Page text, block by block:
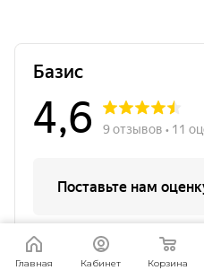
Главная Кабинет Корзина
Мы используем файлы cookie.